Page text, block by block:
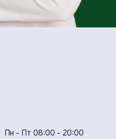
Пн - Пт 08:00 - 20:00